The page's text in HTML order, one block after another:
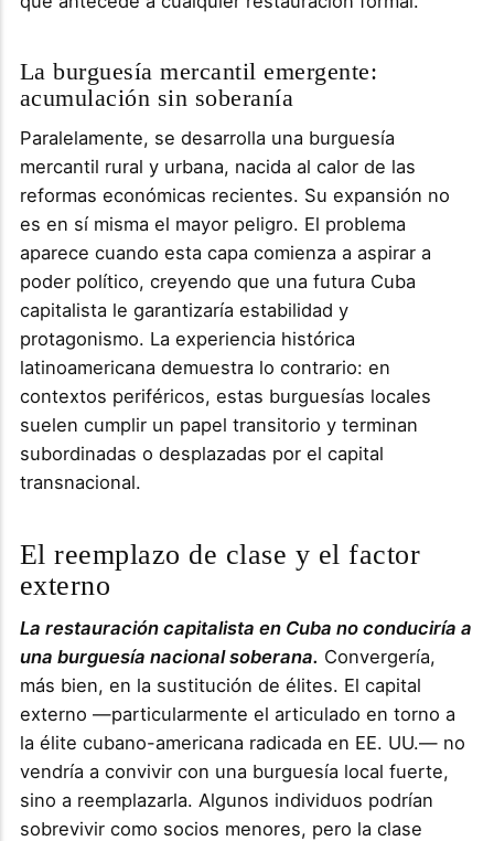
La burguesía mercantil emergente:
acumulación sin soberanía
Paralelamente, se desarrolla una burguesía
mercantil rural y urbana, nacida al calor de las
reformas económicas recientes. Su expansión no
es en sí misma el mayor peligro. El problema
aparece cuando esta capa comienza a aspirar a
poder político, creyendo que una futura Cuba
capitalista le garantizaría estabilidad y
protagonismo. La experiencia histórica
latinoamericana demuestra lo contrario: en
contextos periféricos, estas burguesías locales
suelen cumplir un papel transitorio y terminan
subordinadas o desplazadas por el capital
transnacional.
El reemplazo de clase y el factor
externo
La restauración capitalista en Cuba no conduciría a
una burguesía nacional soberana. Convergería,
más bien, en la sustitución de élites. El capital
externo —particularmente el articulado en torno a
la élite cubano-americana radicada en EE. UU.— no
vendría a convivir con una burguesía local fuerte,
sino a reemplazarla. Algunos individuos podrían
sobrevivir como socios menores, pero la clase